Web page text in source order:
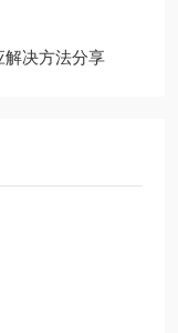
解决方法分享